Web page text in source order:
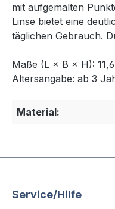
mit aufgemalten
Linse bietet eine
täglichen Gebrauch.
Maße (L × B × H):
Altersangabe: ab 3
Material:
Service/Hilfe